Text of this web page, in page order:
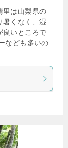
里は山梨県の
暑くなく、湿
良いところで
なども多いの